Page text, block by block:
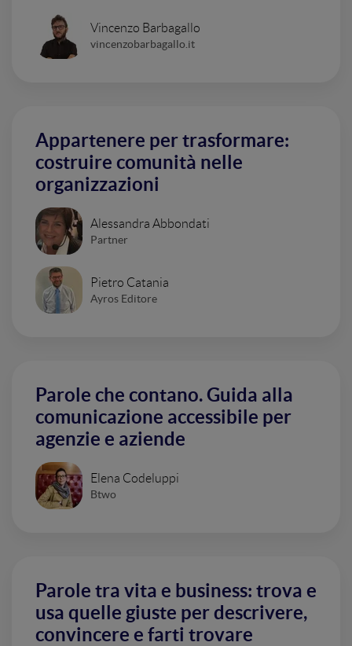
Vincenzo Barbagallo
vincenzobarbagallo.it
Appartenere per trasformare:
costruire comunità nelle
organizzazioni
Alessandra Abbondati
Partner
Pietro Catania
Ayros Editore
Parole che contano. Guida alla
comunicazione accessibile per
agenzie e aziende
Elena Codeluppi
Btwo
Parole tra vita e business: trova e
usa quelle giuste per descrivere,
convincere e farti trovare